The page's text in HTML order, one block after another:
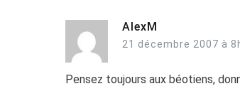
AlexM
21 décembre 2007 à
Pensez toujours aux béotiens,